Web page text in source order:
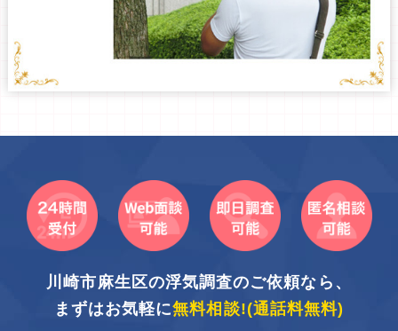
川崎市麻生区の浮気調査のご依頼なら、
まずはお気軽に無料相談!(通話料無料)